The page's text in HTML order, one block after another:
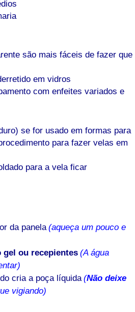
são mais fáceis de fazer que
em vidros
com enfeites variados e
se for usado em formas para
para fazer velas em
para a vela ficar
da panela (aqueça um pouco e
gel ou recepientes (A água
cria a poça líquida (Não deixe
vigiando)